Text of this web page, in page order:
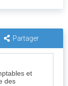
Partager
et
des